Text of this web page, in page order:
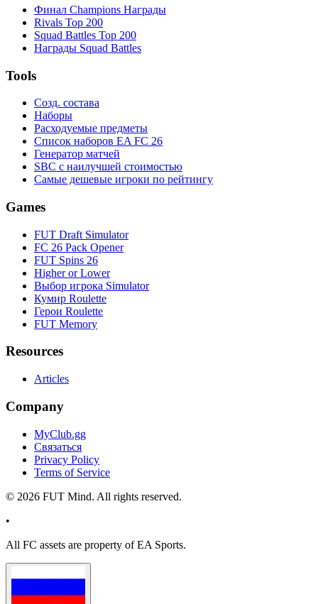
Финал Champions Награды
Rivals Top 200
Squad Battles Top 200
Награды Squad Battles
Tools
Созд. состава
Наборы
Расходуемые предметы
Список наборов EA FC 26
Генератор матчей
SBC с наилучшей стоимостью
Самые дешевые игроки по рейтингу
Games
FUT Draft Simulator
FC 26 Pack Opener
FUT Spins 26
Higher or Lower
Выбор игрока Simulator
Кумир Roulette
Герои Roulette
FUT Memory
Resources
Articles
Company
MyClub.gg
Связаться
Privacy Policy
Terms of Service
© 2026 FUT Mind. All rights reserved.
•
All FC assets are property of EA Sports.